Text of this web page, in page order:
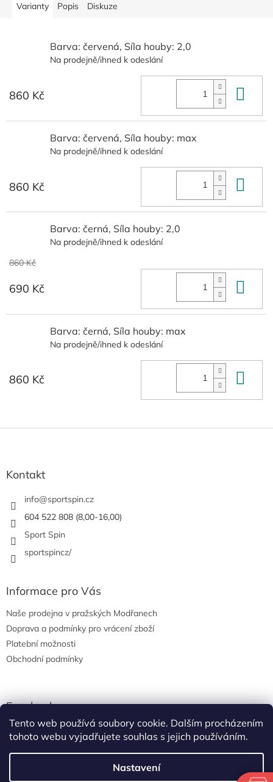
Tento web používá soubory cookie. Dalším procházením
tohoto webu vyjadřujete souhlas s jejich používáním.
Nastavení
Varianty Popis Diskuze
Barva: červená, Síla houby: 2,0
Na prodejně/ihned k odeslání
860 Kč
Barva: červená, Síla houby: max
Na prodejně/ihned k odeslání
860 Kč
Barva: černá, Síla houby: 2,0
Na prodejně/ihned k odeslání
860 Kč
690 Kč
Barva: černá, Síla houby: max
Na prodejně/ihned k odeslání
860 Kč
Z
Kontakt
info@sportspin.cz
604 522 808 (8,00-16,00)
Sport Spin
sportspincz/
Informace pro Vás
Naše prodejna v pražských Modřanech
Doprava a podmínky pro vrácení zboží
Platební možnosti
Obchodní podmínky
Facebook
Vytvořil Shoptet